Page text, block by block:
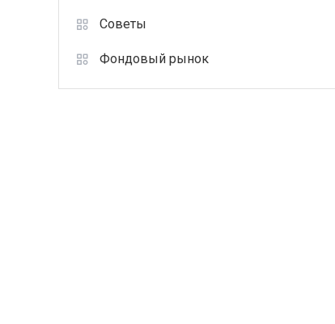
Советы
Фондовый рынок